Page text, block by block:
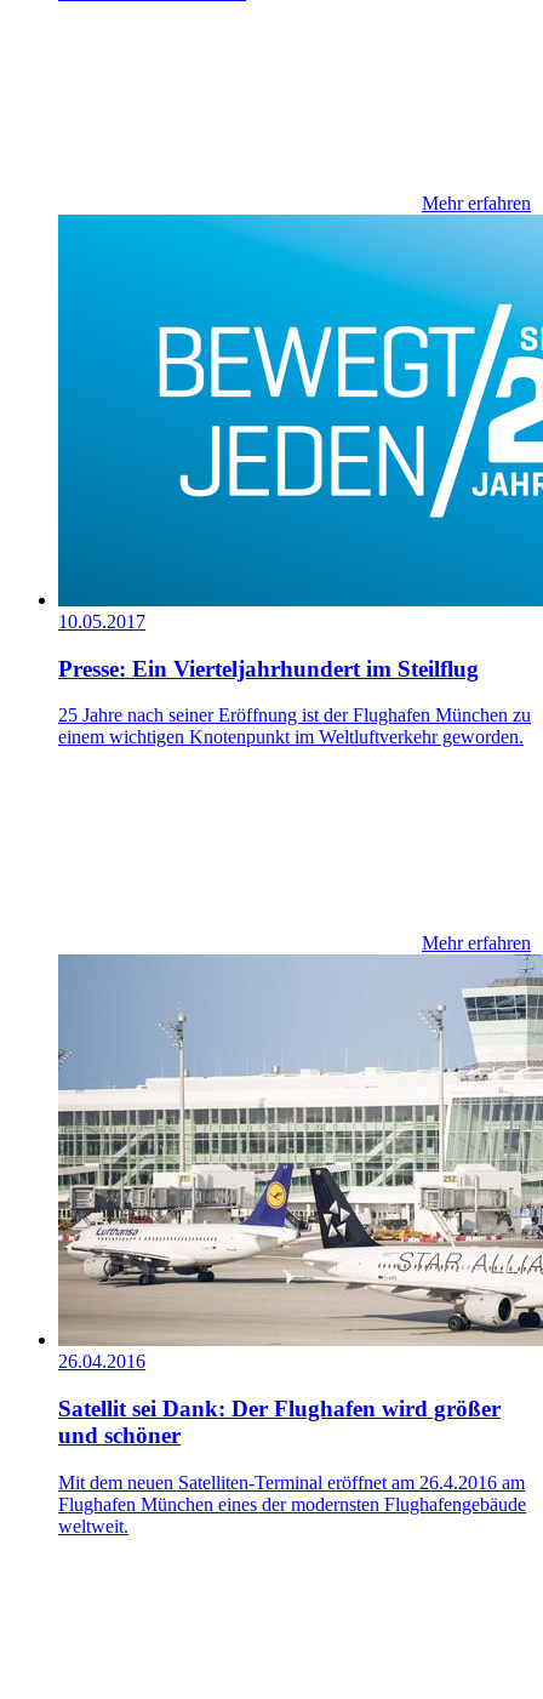
Mehr erfahren
10.05.2017
Presse: Ein Vierteljahrhundert im Steilflug
25 Jahre nach seiner Eröffnung ist der Flughafen München zu
einem wichtigen Knotenpunkt im Weltluftverkehr geworden.
Mehr erfahren
26.04.2016
Satellit sei Dank: Der Flughafen wird größer
und schöner
Mit dem neuen Satelliten-Terminal eröffnet am 26.4.2016 am
Flughafen München eines der modernsten Flughafengebäude
weltweit.